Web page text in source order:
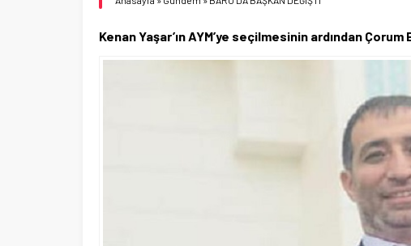
Kenan Yaşar’ın AYM’ye seçilmesinin ardından